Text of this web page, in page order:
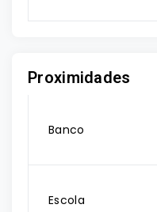
Proximidades
Banco
Escola